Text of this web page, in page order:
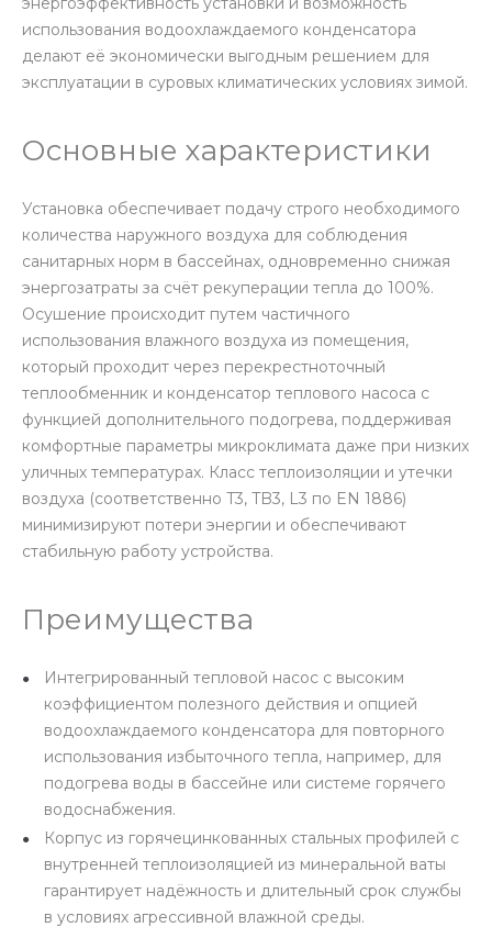
использования водоохлаждаемого конденсатора
делают её экономически выгодным решением для
эксплуатации в суровых климатических условиях зимой.
Основные характеристики
Установка обеспечивает подачу строго необходимого
количества наружного воздуха для соблюдения
санитарных норм в бассейнах, одновременно снижая
энергозатраты за счёт рекуперации тепла до 100%.
Осушение происходит путем частичного
использования влажного воздуха из помещения,
который проходит через перекрестноточный
теплообменник и конденсатор теплового насоса с
функцией дополнительного подогрева, поддерживая
комфортные параметры микроклимата даже при низких
уличных температурах. Класс теплоизоляции и утечки
воздуха (соответственно T3, TB3, L3 по EN 1886)
минимизируют потери энергии и обеспечивают
стабильную работу устройства.
Преимущества
Интегрированный тепловой насос с высоким
коэффициентом полезного действия и опцией
водоохлаждаемого конденсатора для повторного
использования избыточного тепла, например, для
подогрева воды в бассейне или системе горячего
водоснабжения.
Корпус из горячецинкованных стальных профилей с
внутренней теплоизоляцией из минеральной ваты
гарантирует надёжность и длительный срок службы
в условиях агрессивной влажной среды.